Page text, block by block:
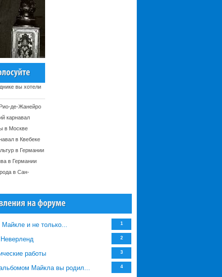
вы хотели
де-Жанейро
карнавал
в Москве
в Квебеке
в Германии
в Германии
в Сан-
Майкле и не только... 1
2
работы 3
Майкла вы родил... 4